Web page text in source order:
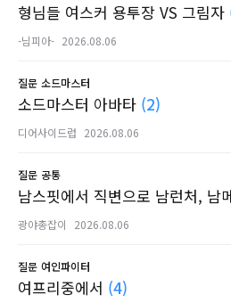
형님들 여스커 용투장 VS 그림자
-님피아- 2026.08.06
질문 소드마스터
소드마스터 아바타 (2)
디어사이드럽 2026.08.06
질문 공통
남스핏에서 직변으로 남런처, 남
광야총잡이 2026.08.06
질문 여인파이터
여프리중에서 (4)